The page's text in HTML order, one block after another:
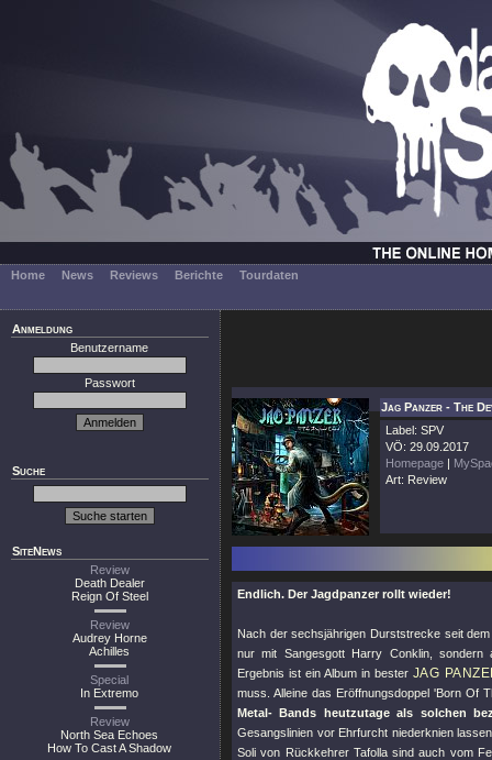
Home News Reviews Berichte Tourdaten
Anmeldung
Benutzername
Passwort
Suche
SiteNews
Review
Death Dealer
Reign Of Steel
Review
Audrey Horne
Achilles
Special
In Extremo
Review
North Sea Echoes
How To Cast A Shadow
Jag Panzer - The
Label: SPV
VÖ: 29.09.2017
Homepage |
Art: Review
Endlich. Der Jagdpanzer rollt wieder!
Nach der sechsjährigen Durststrecke seit
nur mit Sangesgott Harry Conklin,
Ergebnis ist ein Album in bester JAG
muss. Alleine das Eröffnungsdoppel 'Born Of
Metal- Bands heutzutage als solchen
Gesangslinien vor Ehrfurcht niederknien
Soli von Rückkehrer Tafolla sind auch vom